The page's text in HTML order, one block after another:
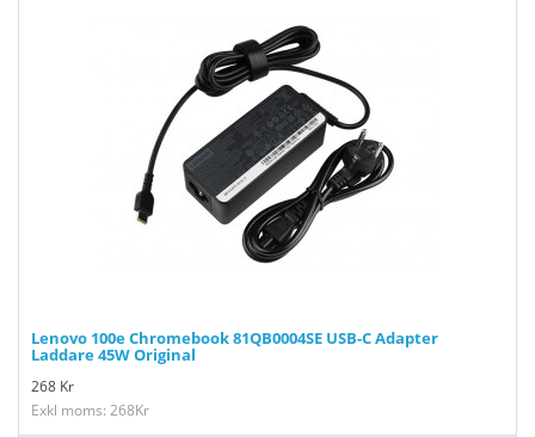
Lenovo 100e Chromebook 81QB0004SE USB-C Adapter
Laddare 45W Original
268 Kr
Exkl moms: 268Kr